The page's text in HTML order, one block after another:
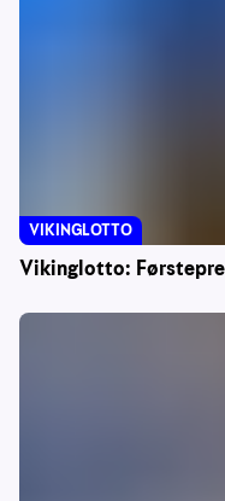
Vikinglotto:
VIKINGLOTTO